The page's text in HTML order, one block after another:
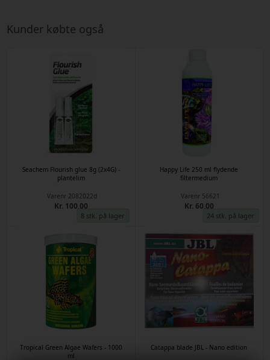
Kunder købte også
8 stk. på lager
Seachem Flourish glue 8g (2x4G) -
plantelim
Varenr 2082022d
Kr. 100,00
24 stk. på lager
Happy Life 250 ml flydende
filtermedium
Varenr 56621
Kr. 60,00
Tropical Green Algae Wafers - 1000
ml
Catappa blade JBL - Nano edition